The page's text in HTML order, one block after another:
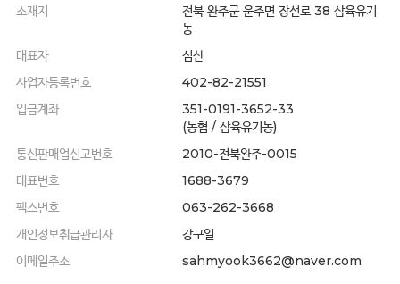
소재지
전북 완주군 운주면 장선로 38 삼육유기
농
대표자
심산
사업자등록번호
402-82-21551
입금계좌
351-0191-3652-33
(농협 / 삼육유기농)
통신판매업신고번호
2010-전북완주-0015
대표번호
1688-3679
팩스번호
063-262-3668
개인정보취급관리자
강구일
이메일주소
sahmyook3662@naver.com